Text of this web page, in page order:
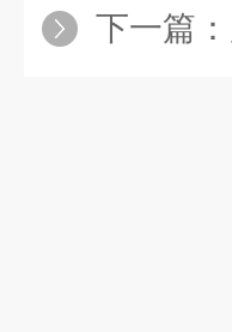
下一篇：